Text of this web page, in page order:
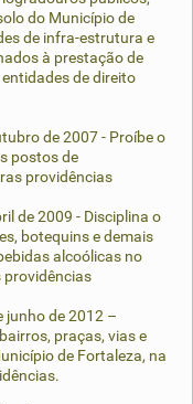
do Município de
de infra-estrutura e
à prestação de
de direito
de 2007 - Proíbe o
postos de
providências
de 2009 - Disciplina o
botequins e demais
alcoólicas no
providências
junho de 2012 –
praças, vias e
de Fortaleza, na